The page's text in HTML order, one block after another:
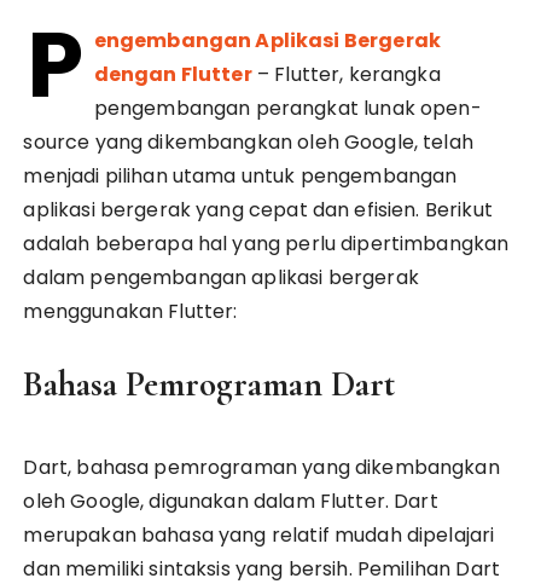
P engembangan Aplikasi Bergerak
dengan Flutter– Flutter, kerangka
pengembangan perangkat lunak open-
source yang dikembangkan oleh Google, telah
menjadi pilihan utama untuk pengembangan
aplikasi bergerak yang cepat dan efisien. Berikut
adalah beberapa hal yang perlu dipertimbangkan
dalam pengembangan aplikasi bergerak
menggunakan Flutter:
Bahasa Pemrograman Dart
Dart, bahasa pemrograman yang dikembangkan
oleh Google, digunakan dalam Flutter. Dart
merupakan bahasa yang relatif mudah dipelajari
dan memiliki sintaksis yang bersih. Pemilihan Dart